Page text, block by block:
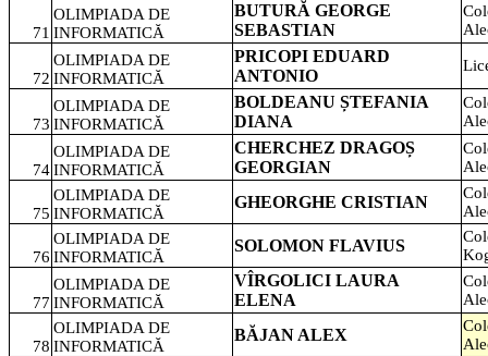
71
OLIMPIADA DE
INFORMATICĂ
BUTURĂ GEORGE
SEBASTIAN
72
OLIMPIADA DE
INFORMATICĂ
PRICOPI EDUARD
ANTONIO
73
OLIMPIADA DE
INFORMATICĂ
BOLDEANU ȘTEFANIA
DIANA
74
OLIMPIADA DE
INFORMATICĂ
CHERCHEZ DRAGOȘ
GEORGIAN
75
OLIMPIADA DE
INFORMATICĂ
GHEORGHE CRISTIAN
76
OLIMPIADA DE
INFORMATICĂ
SOLOMON FLAVIUS
77
OLIMPIADA DE
INFORMATICĂ
VÎRGOLICI LAURA
ELENA
78
OLIMPIADA DE
INFORMATICĂ
BĂJAN ALEX